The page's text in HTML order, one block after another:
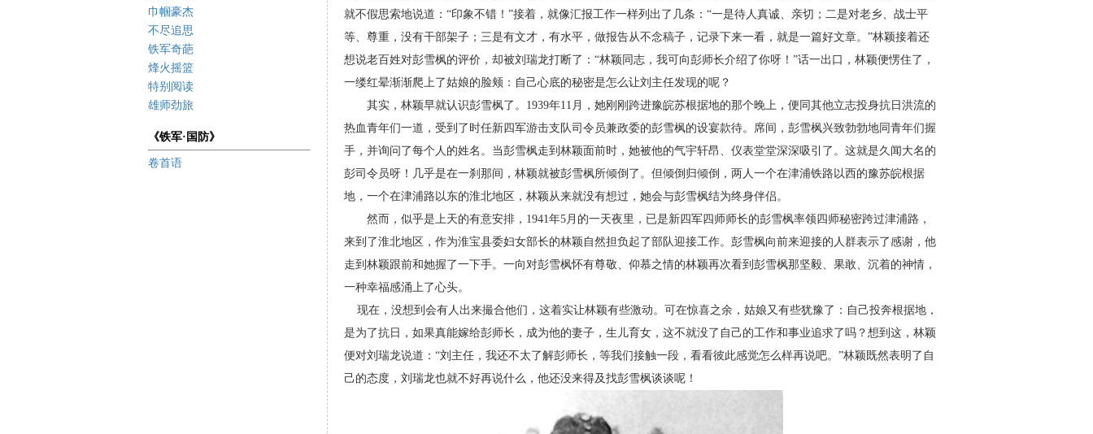
巾帼豪杰
不尽追思
铁军奇葩
烽火摇篮
特别阅读
雄师劲旅
《铁军·国防》
卷首语
就不假思索地说道：“印象不错！”接着，就像汇报工作一样列出了几条：“一是待人真诚、亲切；二是对老乡、战士平
等、尊重，没有干部架子；三是有文才，有水平，做报告从不念稿子，记录下来一看，就是一篇好文章。”林颖接着还
想说老百姓对彭雪枫的评价，却被刘瑞龙打断了：“林颖同志，我可向彭师长介绍了你呀！”话一出口，林颖便愣住了，
一缕红晕渐渐爬上了姑娘的脸颊：自己心底的秘密是怎么让刘主任发现的呢？
其实，林颖早就认识彭雪枫了。 1939年11 月，她刚刚跨进豫皖苏根据地的那个晚上，便同其他立志投身抗日洪流的
热血青年们一道，受到了时任新四军游击支队司令员兼政委的彭雪枫的设宴款待。席间，彭雪枫兴致勃勃地同青年们握
手，并询问了每个人的姓名。当彭雪枫走到林颖面前时，她被他的气宇轩昂、仪表堂堂深深吸引了。这就是久闻大名的
彭司令员呀！几乎是在一刹那间，林颖就被彭雪枫所倾倒了。但倾倒归倾倒，两人一个在津浦铁路以西的豫苏皖根据
地，一个在津浦路以东的淮北地区，林颖从来就没有想过，她会与彭雪枫结为终身伴侣。
然而，似乎是上天的有意安排， 1941年5月的一天夜里，已是新四军四师师长的彭雪枫率领四师秘密跨过津浦路，
来到了淮北地区，作为淮宝县委妇女部长的林颖自然担负起了部队迎接工作。彭雪枫向前来迎接的人群表示了感谢，他
走到林颖跟前和她握了一下手。一向对彭雪枫怀有尊敬、仰慕之情的林颖再次看到彭雪枫那坚毅、果敢、沉着的神情，
一种幸福感涌上了心头。
现在，没想到会有人出来撮合他们，这着实让林颖有些激动。可在惊喜之余，姑娘又有些犹豫了：自己投奔根据地，
是为了抗日，如果真能嫁给彭师长，成为他的妻子，生儿育女，这不就没了自己的工作和事业追求了吗？想到这，林颖
便对刘瑞龙说道：“刘主任，我还不太了解彭师长，等我们接触一段，看看彼此感觉怎么样再说吧。”林颖既然表明了自
己的态度，刘瑞龙也就不好再说什么，他还没来得及找彭雪枫谈谈呢！